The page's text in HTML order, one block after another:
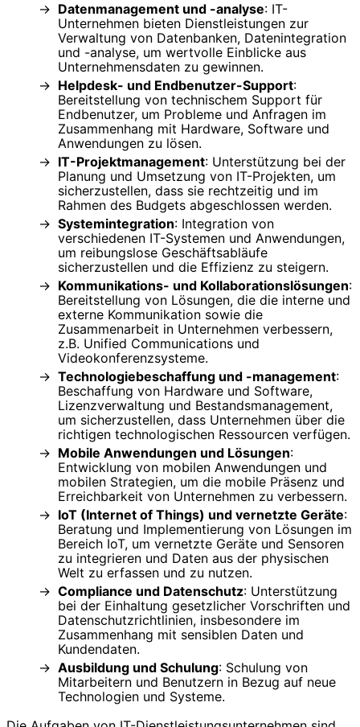
Datenmanagement und -analyse: IT-
Unternehmen bieten Dienstleistungen zur
Verwaltung von Datenbanken, Datenintegration
und -analyse, um wertvolle Einblicke aus
Unternehmensdaten zu gewinnen.
Helpdesk- und Endbenutzer-Support:
Bereitstellung von technischem Support für
Endbenutzer, um Probleme und Anfragen im
Zusammenhang mit Hardware, Software und
Anwendungen zu lösen.
IT-Projektmanagement: Unterstützung bei der
Planung und Umsetzung von IT-Projekten, um
sicherzustellen, dass sie rechtzeitig und im
Rahmen des Budgets abgeschlossen werden.
Systemintegration: Integration von
verschiedenen IT-Systemen und Anwendungen,
um reibungslose Geschäftsabläufe
sicherzustellen und die Effizienz zu steigern.
Kommunikations- und Kollaborationslösungen:
Bereitstellung von Lösungen, die die interne und
externe Kommunikation sowie die
Zusammenarbeit in Unternehmen verbessern,
z.B. Unified Communications und
Videokonferenzsysteme.
Technologiebeschaffung und -management:
Beschaffung von Hardware und Software,
Lizenzverwaltung und Bestandsmanagement,
um sicherzustellen, dass Unternehmen über die
richtigen technologischen Ressourcen verfügen.
Mobile Anwendungen und Lösungen:
Entwicklung von mobilen Anwendungen und
mobilen Strategien, um die mobile Präsenz und
Erreichbarkeit von Unternehmen zu verbessern.
IoT (Internet of Things) und vernetzte Geräte:
Beratung und Implementierung von Lösungen im
Bereich IoT, um vernetzte Geräte und Sensoren
zu integrieren und Daten aus der physischen
Welt zu erfassen und zu nutzen.
Compliance und Datenschutz: Unterstützung
bei der Einhaltung gesetzlicher Vorschriften und
Datenschutzrichtlinien, insbesondere im
Zusammenhang mit sensiblen Daten und
Kundendaten.
Ausbildung und Schulung: Schulung von
Mitarbeitern und Benutzern in Bezug auf neue
Technologien und Systeme.